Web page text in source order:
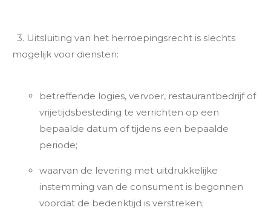
3. Uitsluiting van het herroepingsrecht is slechts
mogelijk voor diensten:
betreffende logies, vervoer, restaurantbedrijf of
vrijetijdsbesteding te verrichten op een
bepaalde datum of tijdens een bepaalde
periode;
waarvan de levering met uitdrukkelijke
instemming van de consument is begonnen
voordat de bedenktijd is verstreken;